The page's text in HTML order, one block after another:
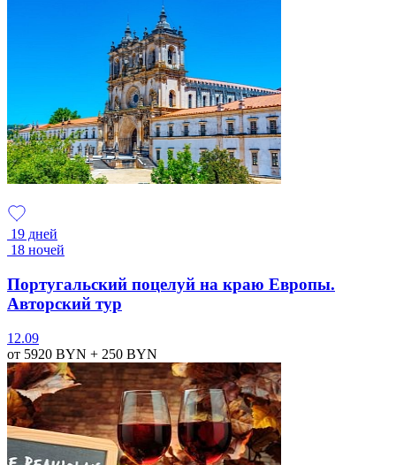
19 дней
18 ночей
Португальский поцелуй на краю Европы.
Авторский тур
12.09
от 5920 BYN + 250 BYN